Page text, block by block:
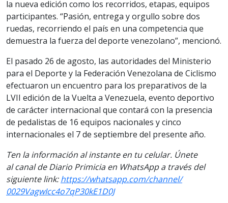
la nueva edición como los recorridos, etapas, equipos
participantes. “Pasión, entrega y orgullo sobre dos
ruedas, recorriendo el país en una competencia que
demuestra la fuerza del deporte venezolano”, mencionó.
El pasado 26 de agosto, las autoridades del Ministerio
para el Deporte y la Federación Venezolana de Ciclismo
efectuaron un encuentro para los preparativos de la
LVII edición de la Vuelta a Venezuela, evento deportivo
de carácter internacional que contará con la presencia
de pedalistas de 16 equipos nacionales y cinco
internacionales el 7 de septiembre del presente año.
Ten la información al instante en tu celular. Únete
alcanalde Diario Primicia en WhatsApp a través del
siguiente link:https://whatsapp.com/channel/
0029VagwIcc4o7qP30kE1D0J